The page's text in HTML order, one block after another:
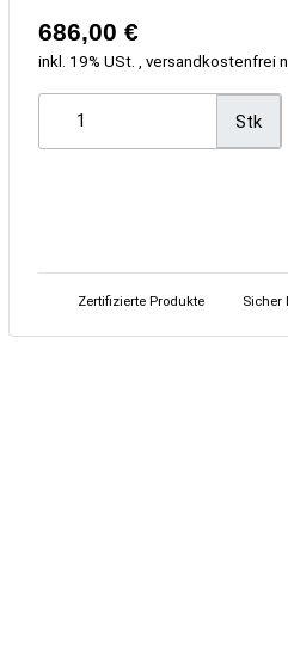
686,00 €
inkl. 19% USt. , versandkostenfrei
Stk
Zertifizierte Produkte Sicher